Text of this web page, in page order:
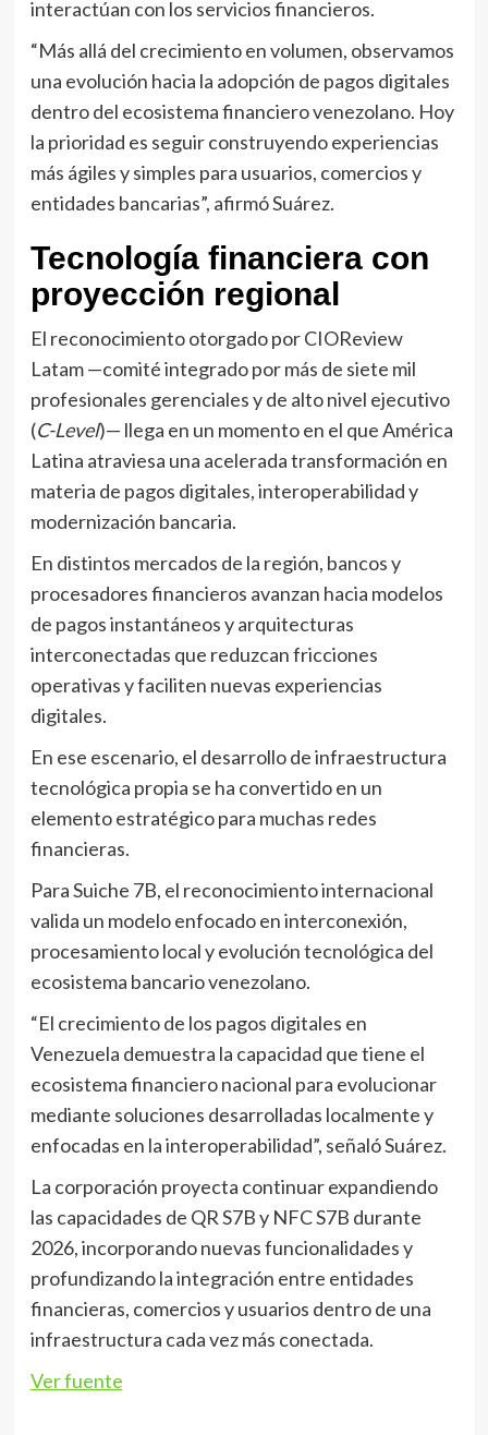
interactúan con los servicios financieros.
“Más allá del crecimiento en volumen, observamos
una evolución hacia la adopción de pagos digitales
dentro del ecosistema financiero venezolano. Hoy
la prioridad es seguir construyendo experiencias
más ágiles y simples para usuarios, comercios y
entidades bancarias”, afirmó Suárez.
Tecnología financiera con
proyección regional
El reconocimiento otorgado por CIOReview
Latam —comité integrado por más de siete mil
profesionales gerenciales y de alto nivel ejecutivo
(C-Level)— llega en un momento en el que América
Latina atraviesa una acelerada transformación en
materia de pagos digitales, interoperabilidad y
modernización bancaria.
En distintos mercados de la región, bancos y
procesadores financieros avanzan hacia modelos
de pagos instantáneos y arquitecturas
interconectadas que reduzcan fricciones
operativas y faciliten nuevas experiencias
digitales.
En ese escenario, el desarrollo de infraestructura
tecnológica propia se ha convertido en un
elemento estratégico para muchas redes
financieras.
Para Suiche 7B, el reconocimiento internacional
valida un modelo enfocado en interconexión,
procesamiento local y evolución tecnológica del
ecosistema bancario venezolano.
“El crecimiento de los pagos digitales en
Venezuela demuestra la capacidad que tiene el
ecosistema financiero nacional para evolucionar
mediante soluciones desarrolladas localmente y
enfocadas en la interoperabilidad”, señaló Suárez.
La corporación proyecta continuar expandiendo
las capacidades de QR S7B y NFC S7B durante
2026, incorporando nuevas funcionalidades y
profundizando la integración entre entidades
financieras, comercios y usuarios dentro de una
infraestructura cada vez más conectada.
Ver fuente